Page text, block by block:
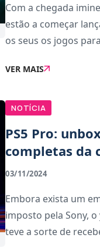
Com a chegada
estão a começar
os seus os jogos
Hexworks.A
VER MAIS
NOTÍCIA
PS5 Pro:
completas da
03/11/2024
Embora exista um
imposto pela Sony,
teve a sorte de